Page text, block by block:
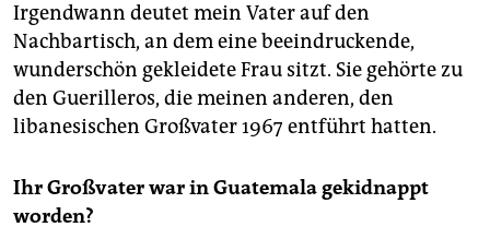
Irgendwann deutet mein Vater auf den
Nachbartisch, an dem eine beeindruckende,
wunderschön gekleidete Frau sitzt. Sie gehörte zu
den Guerilleros, die meinen anderen, den
libanesischen Großvater 1967 entführt hatten.
Ihr Großvater war in Guatemala gekidnappt
worden?